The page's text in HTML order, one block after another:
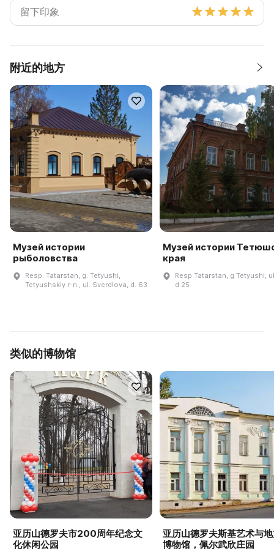
附近的地方
Музей истории
рыболовства
Resp. Tatarstan, g. Tetyushi,
Tetyushskiy r-n., ul. Sverdlova, d. 63
Музей истории
края
Resp Tatarstan, g Tetyushi,
d 25
类似的博物馆
亚历山德罗夫市200周年纪念文
化休闲公园
亚历山德罗夫斯基艺术与
博物馆，佩尔武欣庄园